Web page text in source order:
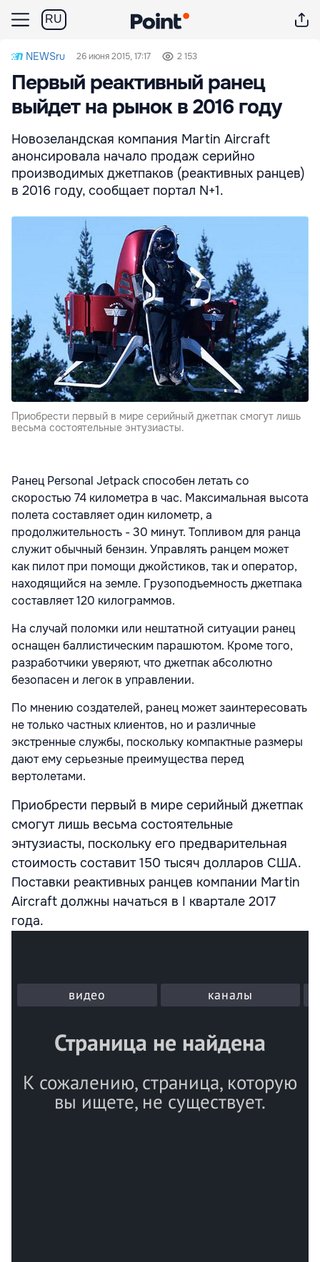
RU
NEWSru 26 июня 2015, 17:17 2 153
Первый реактивный ранец
выйдет на рынок в 2016 году
Новозеландская компания Martin Aircraft
анонсировала начало продаж серийно
производимых джетпаков (реактивных ранцев)
в 2016 году, сообщает портал N+1.
Приобрести первый в мире серийный джетпак смогут лишь
весьма состоятельные энтузиасты.
Ранец Personal Jetpack способен летать со
скоростью 74 километра в час. Максимальная высота
полета составляет один километр, а
продолжительность - 30 минут. Топливом для ранца
служит обычный бензин. Управлять ранцем может
как пилот при помощи джойстиков, так и оператор,
находящийся на земле. Грузоподъемность джетпака
составляет 120 килограммов.
На случай поломки или нештатной ситуации ранец
оснащен баллистическим парашютом. Кроме того,
разработчики уверяют, что джетпак абсолютно
безопасен и легок в управлении.
По мнению создателей, ранец может заинтересовать
не только частных клиентов, но и различные
экстренные службы, поскольку компактные размеры
дают ему серьезные преимущества перед
вертолетами.
Приобрести первый в мире серийный джетпак
смогут лишь весьма состоятельные
энтузиасты, поскольку его предварительная
стоимость составит 150 тысяч долларов США.
Поставки реактивных ранцев компании Martin
Aircraft должны начаться в I квартале 2017
года.